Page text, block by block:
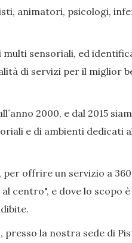
animatori, psicologi,
sensoriali, ed
di servizi per il miglior
2000, e dal 2015
e di ambienti dedicati
offrire un servizio a
centro", e dove lo scopo
la nostra sede di